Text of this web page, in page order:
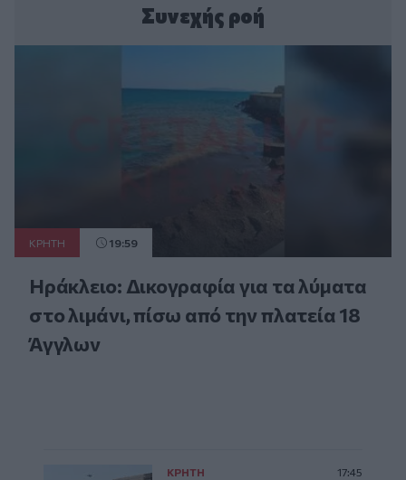
Συνεχής ροή
ΚΡΗΤΗ 19:59
Ηράκλειο: Δικογραφία για τα λύματα
στο λιμάνι, πίσω από την πλατεία 18
Άγγλων
ΚΡΗΤΗ 17:45